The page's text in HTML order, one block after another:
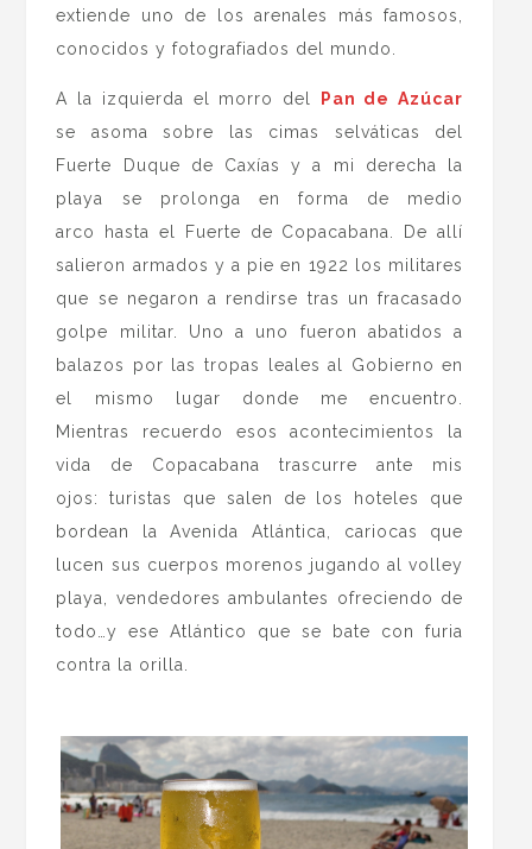
extiende uno de los arenales más famosos,
conocidos y fotografiados del mundo.
A la izquierda el morro del
Pan de Azúcar
se asoma sobre las cimas selváticas del
Fuerte Duque de Caxías y a mi derecha la
playa se prolonga en forma de medio
arco hasta el Fuerte de Copacabana. De allí
salieron armados y a pie en 1922 los militares
que se negaron a rendirse tras un fracasado
golpe militar. Uno a uno fueron abatidos a
balazos por las tropas leales al Gobierno en
el mismo lugar donde me encuentro.
Mientras recuerdo esos acontecimientos la
vida de Copacabana trascurre ante mis
ojos: turistas que salen de los hoteles que
bordean la Avenida Atlántica, cariocas que
lucen sus cuerpos morenos jugando al volley
playa, vendedores ambulantes ofreciendo de
todo…y ese Atlántico que se bate con furia
contra la orilla.